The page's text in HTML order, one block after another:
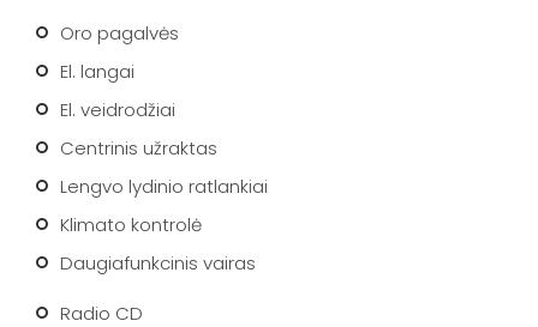
Oro pagalvės
El. langai
El. veidrodžiai
Centrinis užraktas
Lengvo lydinio ratlankiai
Klimato kontrolė
Daugiafunkcinis vairas
Radio CD